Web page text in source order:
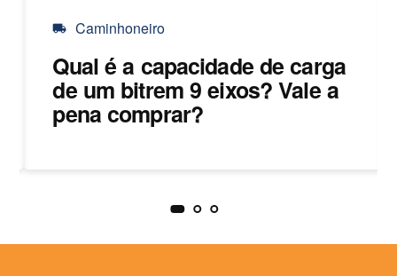
local_shipping Caminhoneiro
Qual é a capacidade de carga
de um bitrem 9 eixos? Vale a
pena comprar?